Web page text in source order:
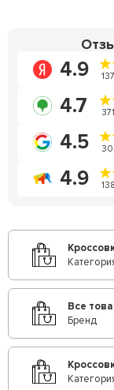
4.9
4.7
4.5
4.9
Все
Бренд